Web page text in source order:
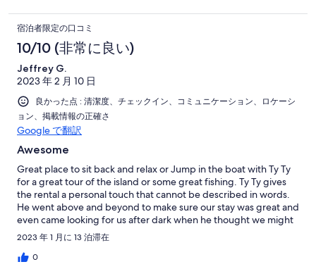
breeze. Great water-pressure for showers, etc. and five-gallon
jugs of drinking water provided (American stomachs can not
tolerate the local water). Several good restaurants within a 20-
30 minute drive. The house has its own dock and ocean access
(about a 3-minute walk) and you can snorkel the reef (we saw
lobsters and octopus and lots of various fish). We would come
back here in a heartbeat!
宿泊者限定の口コミ
10/10 (非常に良い)
Jeffrey G.
2023 年 2 月 10 日
良かった点 : 清潔度、チェックイン、コミュニケーション、ロケーシ
ョン、掲載情報の正確さ
Google で翻訳
Awesome
Great place to sit back and relax or Jump in the boat with Ty Ty
for a great tour of the island or some great fishing. Ty Ty gives
the rental a personal touch that cannot be described in words.
He went above and beyond to make sure our stay was great and
even came looking for us after dark when he thought we might
be lost going to La Sirina for supper. He is a great fishing guide
and put us on the fish and made my Granddaughters 16th
Birthday very special with some yellow tail and 2 big Wahoo and
2023 年 1 月に 13 泊滞在
0